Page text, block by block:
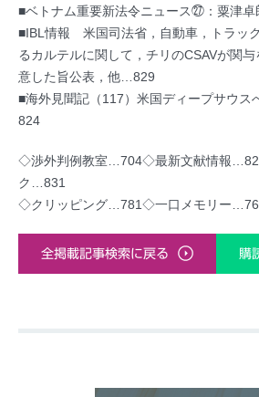
■ベトナム重要新法令ニュース㉗：粟津
■IBL情報 米国司法省，自動車，トラッ
るカルテルに関して，チリのCSAVが関
意した旨公表，他…829
■海外見聞記（117）米国ディープサウ
824
◇渉外判例教室…704◇最新文献情報
ク…831
◇クリッピング…781◇一口メモリー
全掲載記事検索に戻る 購